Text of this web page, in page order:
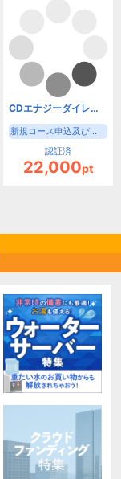
CDエナジーダイレクト
新規コース申込及び契約完了
認証済
22,000pt